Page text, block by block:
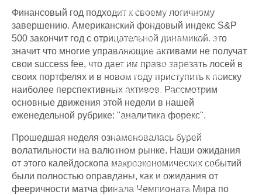
Видеокурс по трейдингу и
инвестициям
Обучение трейдингу для
начинающих
Стратегии банков и
инвестиционных фондов
Дивидендные короли
Как избежать ошибок тех кто
теряет на трейдинге
Куда безопасно вложить
Бесплатная консультация
Как зарабатывать на
Форекс, а не терять?
Финансовый год подходит к своему логичному
завершению. Американский фондовый индекс S&P
500 закончит год с отрицательной динамикой, это
значит что многие управляющие активами не получат
свои success fee, что дает им право зарезать лосей в
своих портфелях и в новом году приступить к поиску
наиболее перспективных активов. Рассмотрим
основные движения этой недели в нашей
еженедельной рубрике: "аналитика форекс".
Прошедшая неделя ознаменовалась бурей
волатильности на валютном рынке. Наши ожидания
от этого калейдоскопа макроэкономических событий
были полностью оправданы, как и ожидания от
фееричности матча финала Чемпионата Мира по